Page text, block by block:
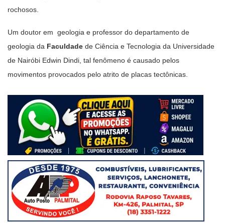
rochosos.
Um doutor em geologia e professor do departamento de
geologia da Faculdade de Ciência e Tecnologia da Universidade
de Nairóbi Edwin Dindi, tal fenômeno é causado pelos
movimentos provocados pelo atrito de placas tectônicas.